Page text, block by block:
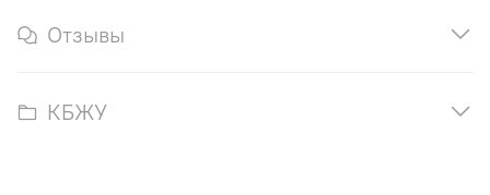
Отзывы
КБЖУ